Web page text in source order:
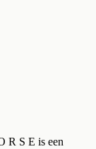
R S E is een